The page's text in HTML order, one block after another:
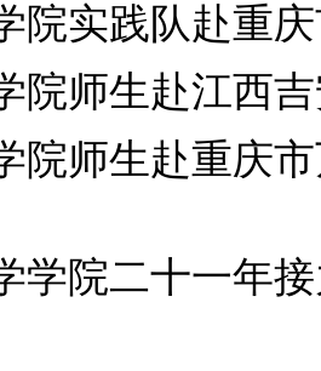
院实践队赴重
院师生赴江西
院师生赴重庆
学院二十一年